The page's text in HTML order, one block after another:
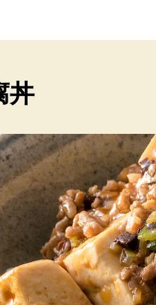
丼